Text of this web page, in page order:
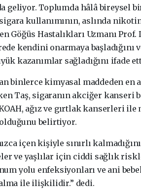
geliyor. Toplumda hâlâ bireysel
kullanımının, aslında
Göğüs Hastalıkları Uzmanı
kendini onarmaya başladığını
kazanımlar sağladığını ifade
binlerce kimyasal maddeden en
Taş, sigaranın akciğer kanseri
ağız ve gırtlak kanserleri ile
belirtiyor.
içen kişiyle sınırlı
ve yaşlılar için ciddi sağlık
yolu enfeksiyonları ve ani
ile ilişkilidir.” dedi.